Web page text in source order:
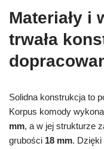
Materiały i
trwała
Solidna konstrukcja to
Korpus komody
mm, a w jej strukturze
grubości 18 mm. Dzięki